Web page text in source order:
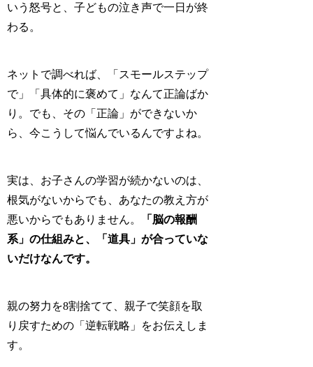
いう怒号と、子どもの泣き声で一日が終
わる。
ネットで調べれば、「スモールステップ
で」「具体的に褒めて」なんて正論ばか
り。でも、その「正論」ができないか
ら、今こうして悩んでいるんですよね。
実は、お子さんの学習が続かないのは、
根気がないからでも、あなたの教え方が
悪いからでもありません。
「脳の報酬
系」の仕組みと、「道具」が合っていな
いだけなんです。
親の努力を8割捨てて、親子で笑顔を取
り戻すための「逆転戦略」をお伝えしま
す。